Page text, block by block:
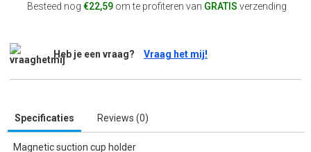
Besteed nog €22,59om te profiteren van GRATIS verzending
Heb je een vraag? Vraag het mij!
Specificaties Reviews (0)
Magnetic suction cup holder